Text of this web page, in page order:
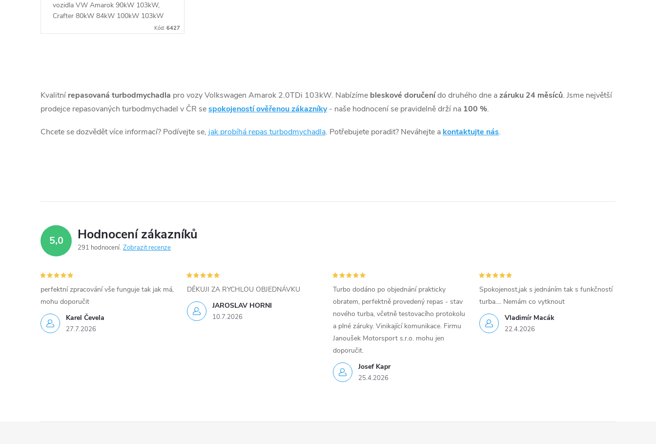
k
ů
vozidla VW Amarok 90kW 103kW,
Crafter 80kW 84kW 100kW 103kW
Kód:6427
v
l
á
í
p
r
k
y
v
u
Kvalitní repasovaná turbodmychadla pro vozy Volkswagen Amarok 2.0TDi 103kW. Nabízíme bleskové doručenído druhého dne azáruku 24 měsíců. Jsme největší
prodejce repasovaných turbodmychadel v ČR sespokojeností ověřenou zákazníky - naše hodnocení se pravidelně drží na 100 %.
Chcete se dozvědět více informací? Podívejte se, jak probíhá repas turbodmychadla. Potřebujete poradit? Neváhejte a kontaktujte nás.
5,0 Hodnocení zákazníků
291 hodnocení Zobrazit recenze
Karel Čevela
27.7.2026
perfektní zpracování vše funguje tak jak má,
mohu doporučit
JAROSLAV HORNI
10.7.2026
DĚKUJI ZA RYCHLOU OBJEDNÁVKU
Josef Kapr
25.4.2026
Turbo dodáno po objednání prakticky
obratem, perfektně provedený repas - stav
nového turba, včetně testovacího protokolu
a plné záruky. Vinikající komunikace. Firmu
Janoušek Motorsport s.r.o. mohu jen
doporučit.
Vladimír Macák
22.4.2026
Spokojenost,jak s jednáním tak s funkčností
turba.... Nemám co vytknout